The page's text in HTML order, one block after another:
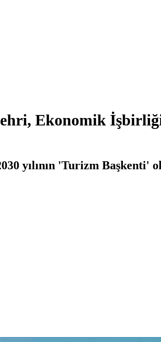
Ekonomik
yılının 'Turizm Başkenti'